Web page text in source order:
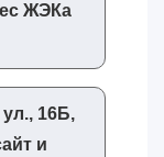
ЖЭКа
16Б,
и